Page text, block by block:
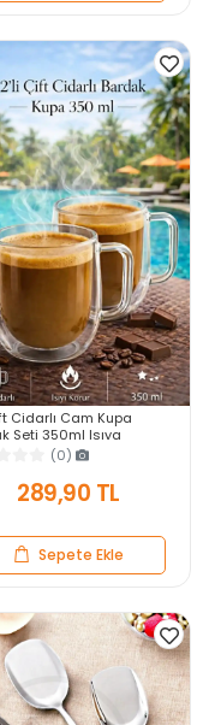
Cidarlı Cam Kupa
Seti 350ml Isıya
Espresso Sunum
Kahve Bardağı
(0)
289,90 TL
Sepete Ekle